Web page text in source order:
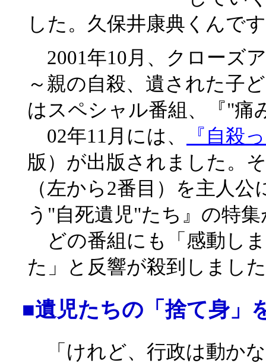
した。久保井康典くんで
2001年10月、クローズ
～親の自殺、遺された子
はスペシャル番組、『"痛
02年11月には、
『自殺
版）が出版されました。
（左から2番目）を主人
う"自死遺児"たち』の特
どの番組にも「感動し
た」と反響が殺到しまし
■遺児たちの「捨て身」
「けれど、行政は動か